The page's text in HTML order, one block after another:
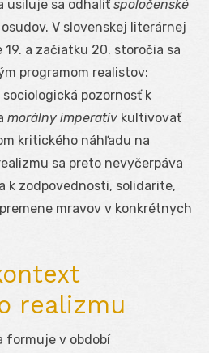
usiluje sa odhaliťspoločenské
V slovenskej literárnej
a začiatku 20. storočia sa
programom realistov:
pozornosť k
morálny imperatív kultivovať
kritického náhľadu na
sa preto nevyčerpáva
k zodpovednosti, solidarite,
mravov v konkrétnych
realizmu
formuje v období